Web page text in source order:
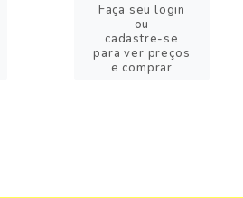
Faça seu login
ou
cadastre-se
para ver preços
e comprar